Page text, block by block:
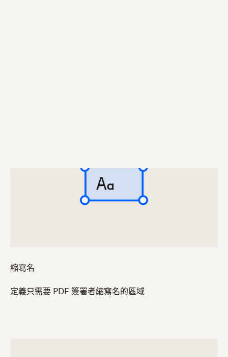
縮寫名
定義只需要 PDF 簽署者縮寫名的區域